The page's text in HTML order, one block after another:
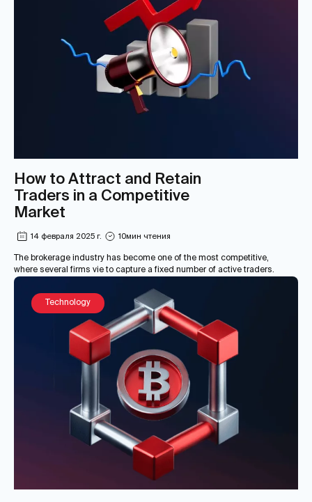
14 февраля 2025 г. 10мин чтения
How to Attract and Retain
Traders in a Competitive
Market
The brokerage industry has become one of the most competitive,
where several firms vie to capture a fixed number of active traders.
Technology